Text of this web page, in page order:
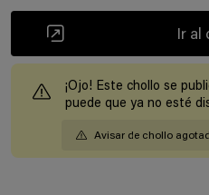
Ir al
¡Ojo! Este chollo se
puede que ya no esté
Avisar de chollo